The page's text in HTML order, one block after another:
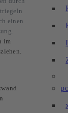
einen
im